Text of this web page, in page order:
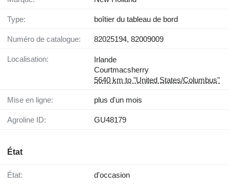
Type: boîtier du tableau de bord
Numéro de catalogue: 82025194, 82009009
Localisation:
Irlande
Courtmacsherry
5640 km to "United States/Columbus"
Mise en ligne: plus d'un mois
Agroline ID: GU48179
État
État: d'occasion